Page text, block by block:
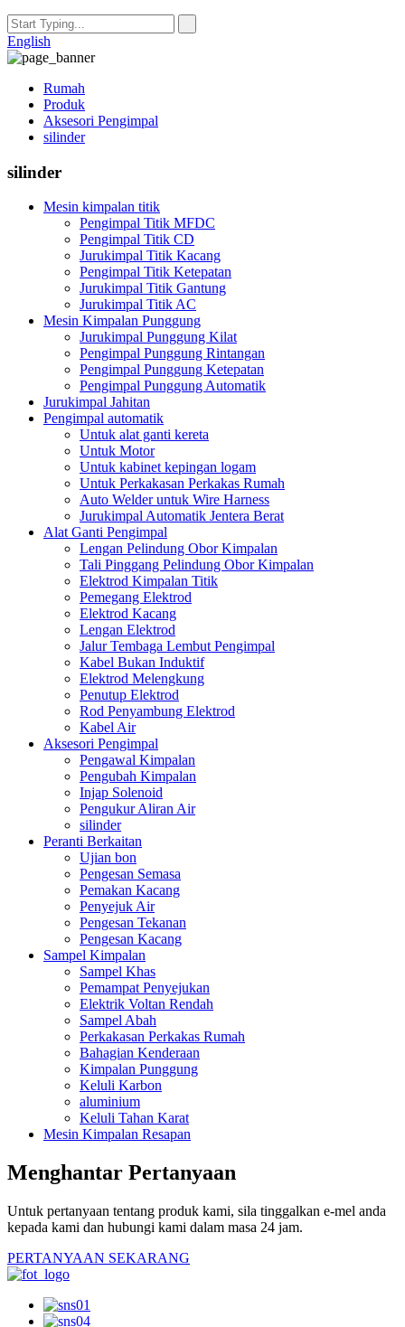
English
Rumah
Produk
Aksesori Pengimpal
silinder
silinder
Mesin kimpalan titik
Pengimpal Titik MFDC
Pengimpal Titik CD
Jurukimpal Titik Kacang
Pengimpal Titik Ketepatan
Jurukimpal Titik Gantung
Jurukimpal Titik AC
Mesin Kimpalan Punggung
Jurukimpal Punggung Kilat
Pengimpal Punggung Rintangan
Pengimpal Punggung Ketepatan
Pengimpal Punggung Automatik
Jurukimpal Jahitan
Pengimpal automatik
Untuk alat ganti kereta
Untuk Motor
Untuk kabinet kepingan logam
Untuk Perkakasan Perkakas Rumah
Auto Welder untuk Wire Harness
Jurukimpal Automatik Jentera Berat
Alat Ganti Pengimpal
Lengan Pelindung Obor Kimpalan
Tali Pinggang Pelindung Obor Kimpalan
Elektrod Kimpalan Titik
Pemegang Elektrod
Elektrod Kacang
Lengan Elektrod
Jalur Tembaga Lembut Pengimpal
Kabel Bukan Induktif
Elektrod Melengkung
Penutup Elektrod
Rod Penyambung Elektrod
Kabel Air
Aksesori Pengimpal
Pengawal Kimpalan
Pengubah Kimpalan
Injap Solenoid
Pengukur Aliran Air
silinder
Peranti Berkaitan
Ujian bon
Pengesan Semasa
Pemakan Kacang
Penyejuk Air
Pengesan Tekanan
Pengesan Kacang
Sampel Kimpalan
Sampel Khas
Pemampat Penyejukan
Elektrik Voltan Rendah
Sampel Abah
Perkakasan Perkakas Rumah
Bahagian Kenderaan
Kimpalan Punggung
Keluli Karbon
aluminium
Keluli Tahan Karat
Mesin Kimpalan Resapan
Menghantar Pertanyaan
Untuk pertanyaan tentang produk kami, sila tinggalkan e-mel anda
kepada kami dan hubungi kami dalam masa 24 jam.
PERTANYAAN SEKARANG